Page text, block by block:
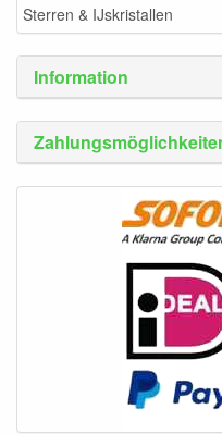
Sterren & IJskristallen
Information